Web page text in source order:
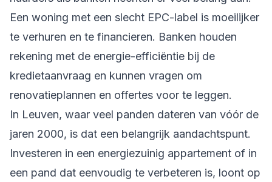
Een woning met een slecht EPC-label is moeilijker
te verhuren en te financieren. Banken houden
rekening met de energie-efficiëntie bij de
kredietaanvraag en kunnen vragen om
renovatieplannen en offertes voor te leggen.
In Leuven, waar veel panden dateren van vóór de
jaren 2000, is dat een belangrijk aandachtspunt.
Investeren in een energiezuinig appartement of in
een pand dat eenvoudig te verbeteren is, loont op